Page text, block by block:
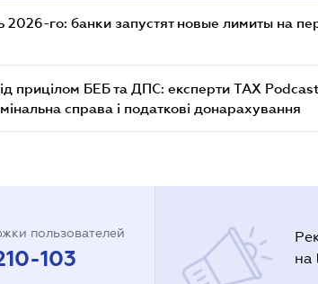
2026-го: банки запустят новые лимиты на
прицілом БЕБ та ДПС: експерти TAX
справа і податкові донарахування
пользователей
103
на